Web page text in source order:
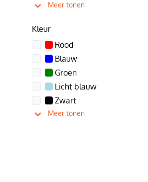
Meer tonen
Kleur
Rood
Blauw
Groen
Licht blauw
Zwart
Meer tonen